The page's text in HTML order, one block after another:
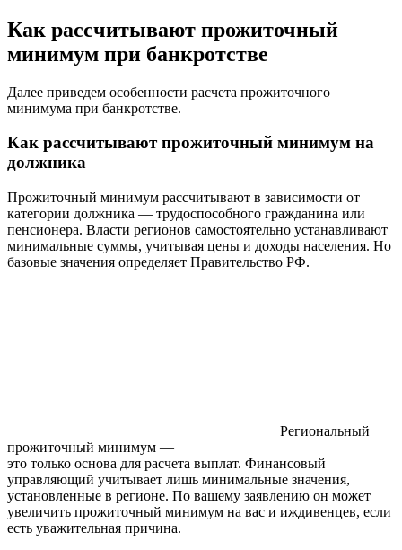
Как рассчитывают прожиточный
минимум при банкротстве
Далее приведем особенности расчета прожиточного
минимума при банкротстве.
Как рассчитывают прожиточный минимум на
должника
Прожиточный минимум рассчитывают в зависимости от
категории должника — трудоспособного гражданина или
пенсионера. Власти регионов самостоятельно устанавливают
минимальные суммы, учитывая цены и доходы населения. Но
базовые значения определяет Правительство РФ.
Региональный
прожиточный минимум —
это только основа для расчета выплат. Финансовый
управляющий учитывает лишь минимальные значения,
установленные в регионе. По вашему заявлению он может
увеличить прожиточный минимум на вас и иждивенцев, если
есть уважительная причина.